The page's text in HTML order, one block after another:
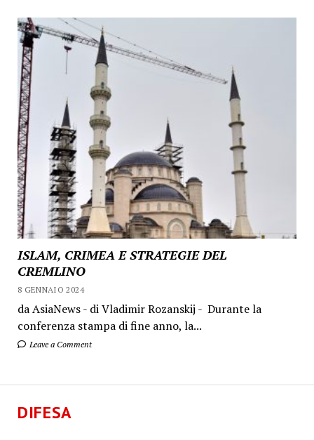
ISLAM, CRIMEA E STRATEGIE DEL
CREMLINO
8 GENNAIO 2024
da AsiaNews - di Vladimir Rozanskij - Durante la
conferenza stampa di fine anno, la...
Leave a Comment
DIFESA